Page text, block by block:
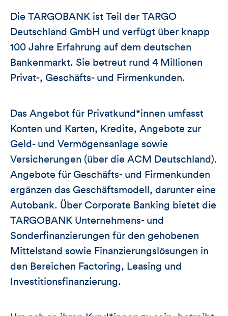
Die TARGOBANK ist Teil der TARGO
Deutschland GmbH und verfügt über knapp
100 Jahre Erfahrung auf dem deutschen
Bankenmarkt. Sie betreut rund 4 Millionen
Privat-, Geschäfts- und Firmenkunden.
Das Angebot für Privatkund*innen umfasst
Konten und Karten, Kredite, Angebote zur
Geld- und Vermögensanlage sowie
Versicherungen (über die ACM Deutschland).
Angebote für Geschäfts- und Firmenkunden
ergänzen das Geschäftsmodell, darunter eine
Autobank. Über Corporate Banking bietet die
TARGOBANK Unternehmens- und
Sonderfinanzierungen für den gehobenen
Mittelstand sowie Finanzierungslösungen in
den Bereichen Factoring, Leasing und
Investitionsfinanzierung.